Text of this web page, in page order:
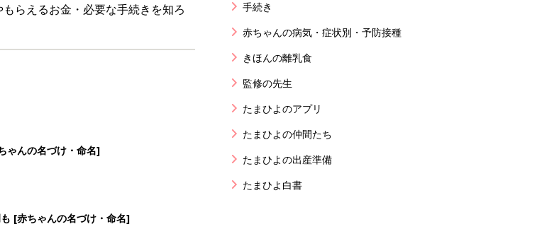
らえるお金・必要な手続きを知ろ
ゃんの名づけ・命名]
[赤ちゃんの名づけ・命名]
手続き
赤ちゃんの病気・症状別・予防接種
きほんの離乳食
監修の先生
たまひよのアプリ
たまひよの仲間たち
たまひよの出産準備
たまひよ白書